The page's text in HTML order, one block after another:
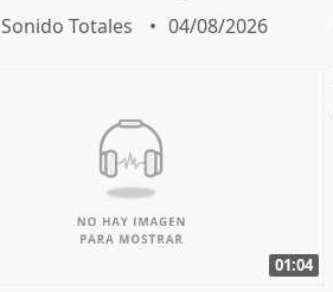
Sonido Totales 04/08/2026
01:04